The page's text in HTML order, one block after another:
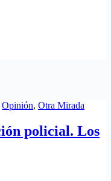
Opinión, Otra Mirada
policial. Los